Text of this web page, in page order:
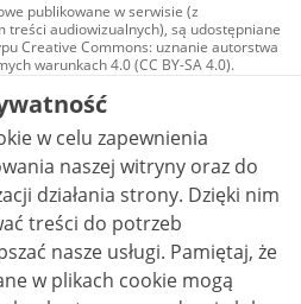
publikowane w serwisie (z
treści audiowizualnych), są udostępniane
Creative Commons: uznanie autorstwa
warunkach 4.0 (CC BY-SA 4.0).
w tym zdjęcia, materiały
są udostępniane na licencji typu
uznanie autorstwa użycie
- bez utworów zależnych 4.0 (CC BY-
ile nie jest to stwierdzone inaczej.
w celu zapewnienia
naszej witryny oraz do
strony. Dzięki nim
treści do potrzeb
usługi. Pamiętaj, że
w plikach cookie mogą